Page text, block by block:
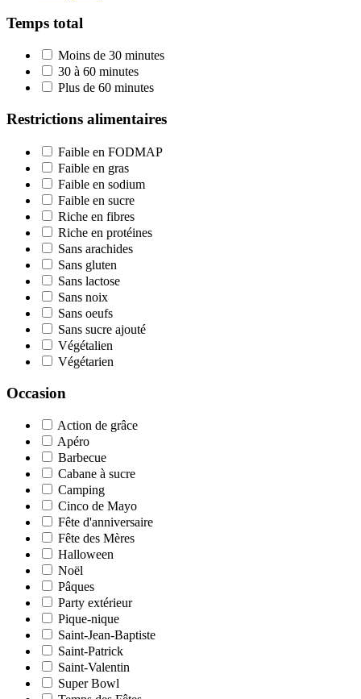
Temps total
Moins de 30 minutes
30 à 60 minutes
Plus de 60 minutes
Restrictions alimentaires
Faible en FODMAP
Faible en gras
Faible en sodium
Faible en sucre
Riche en fibres
Riche en protéines
Sans arachides
Sans gluten
Sans lactose
Sans noix
Sans oeufs
Sans sucre ajouté
Végétalien
Végétarien
Occasion
Action de grâce
Apéro
Barbecue
Cabane à sucre
Camping
Cinco de Mayo
Fête d'anniversaire
Fête des Mères
Halloween
Noël
Pâques
Party extérieur
Pique-nique
Saint-Jean-Baptiste
Saint-Patrick
Saint-Valentin
Super Bowl